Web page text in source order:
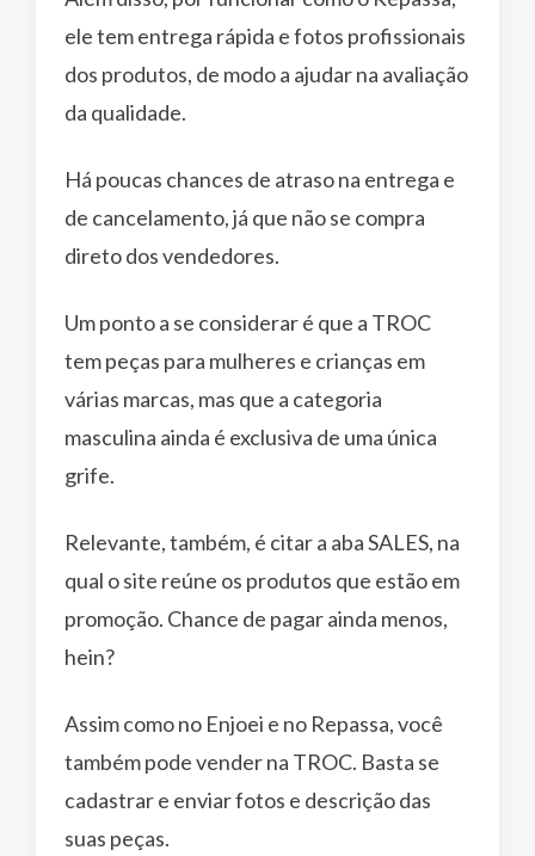
ele tem entrega rápida e fotos profissionais
dos produtos, de modo a ajudar na avaliação
da qualidade.
Há poucas chances de atraso na entrega e
de cancelamento, já que não se compra
direto dos vendedores.
Um ponto a se considerar é que a TROC
tem peças para mulheres e crianças em
várias marcas, mas que a categoria
masculina ainda é exclusiva de uma única
grife.
Relevante, também, é citar a aba SALES, na
qual o site reúne os produtos que estão em
promoção. Chance de pagar ainda menos,
hein?
Assim como no Enjoei e no Repassa, você
também pode vender na TROC. Basta se
cadastrar e enviar fotos e descrição das
suas peças.